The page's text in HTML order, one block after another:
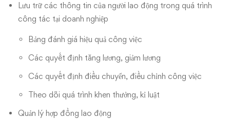
Lưu trữ các thông tin của người lao động trong quá trình
công tác tại doanh nghiệp
Bảng đánh giá hiệu quả công việc
Các quyết định tăng lương, giảm lương
Các quyết định điều chuyển, điều chỉnh công việc
Theo dõi quá trình khen thưởng, kỉ luật
Quản lý hợp đồng lao động